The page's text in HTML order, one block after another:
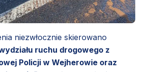
niezwłocznie skierowano
ruchu drogowego z
Policji w Wejherowie oraz